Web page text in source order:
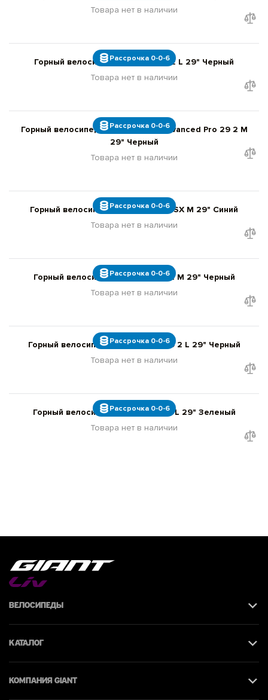
Товара нет в наличии
Рассрочка 0-0-6
Горный велосипед Giant Stance 2 L 29" Черный
Товара нет в наличии
Рассрочка 0-0-6
Горный велосипед Giant Anthem Advanced Pro 29 2 M
29" Черный
Товара нет в наличии
Рассрочка 0-0-6
Горный велосипед Giant Reign 29 SX M 29" Синий
Товара нет в наличии
Рассрочка 0-0-6
Горный велосипед Giant Trance 2 M 29" Черный
Товара нет в наличии
Рассрочка 0-0-6
Горный велосипед Giant Trance 29 2 L 29" Черный
Товара нет в наличии
Рассрочка 0-0-6
Горный велосипед Giant Trance 1 L 29" Зеленый
Товара нет в наличии
Велосипеды
Каталог
КОМПАНИЯ giant